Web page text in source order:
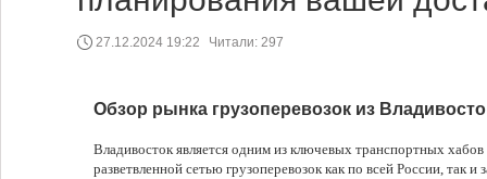
27.12.2024 19:22 Читали: 297
Обзор рынка грузоперевозок из
Владивосток является одним из ключевых транспортных
разветвленной сетью грузоперевозок как по всей России, так